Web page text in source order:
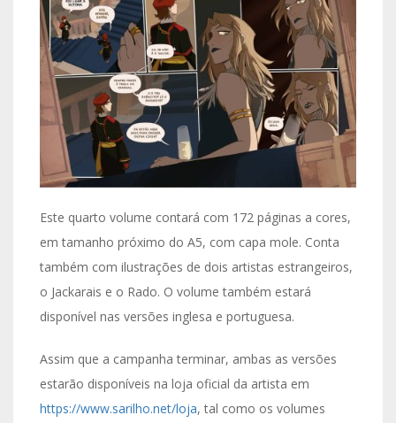
Este quarto volume contará com 172 páginas a cores,
em tamanho próximo do A5, com capa mole. Conta
também com ilustrações de dois artistas estrangeiros,
o Jackarais e o Rado. O volume também estará
disponível nas versões inglesa e portuguesa.
Assim que a campanha terminar, ambas as versões
estarão disponíveis na loja oficial da artista em
https://www.sarilho.net/loja, tal como os volumes